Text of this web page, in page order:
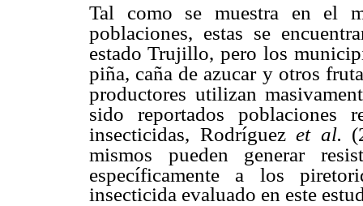
Tal como se muestra en el
poblaciones, estas se
estado Trujillo, pero los
piña, caña de azucar y otros
productores utilizan
sido reportados
poblaciones
insecticidas, Rodríguez et al.
mismos pueden generar
específicamente a
los
insecticida evaluado en este